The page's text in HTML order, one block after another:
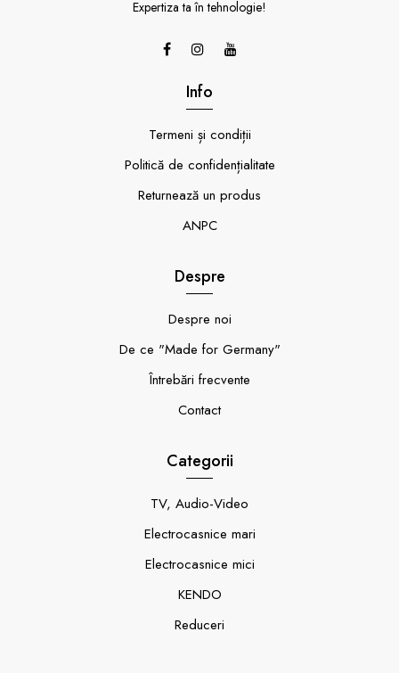
Expertiza ta în tehnologie!
Info
Termeni și condiții
Politică de confidențialitate
Returnează un produs
ANPC
Despre
Despre noi
De ce "Made for Germany"
Întrebări frecvente
Contact
Categorii
TV, Audio-Video
Electrocasnice mari
Electrocasnice mici
KENDO
Reduceri